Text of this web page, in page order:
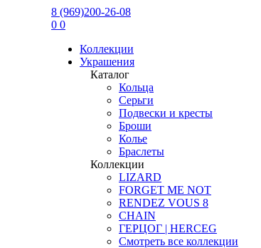
8 (969)200-26-08
0 0
Коллекции
Украшения
Каталог
Кольца
Серьги
Подвески и кресты
Броши
Колье
Браслеты
Коллекции
LIZARD
FORGET ME NOT
RENDEZ VOUS 8
CHAIN
ГЕРЦОГ | HERCEG
Смотреть все коллекции